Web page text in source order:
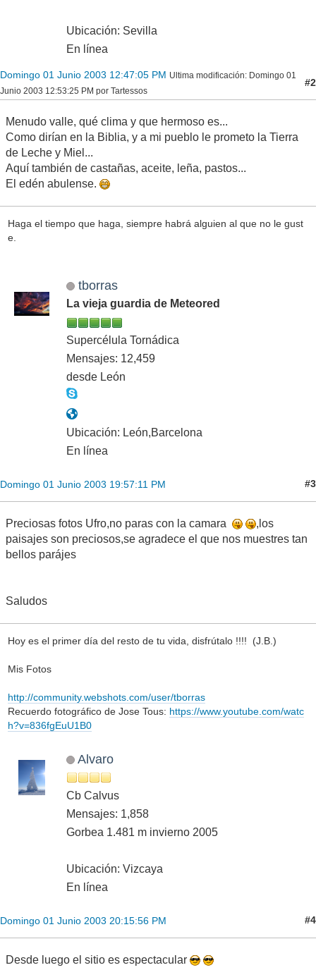
Ubicación: Sevilla
En línea
Domingo 01 Junio 2003 12:47:05 PM Ultima modificación: Domingo 01
Junio 2003 12:53:25 PM por Tartessos
#2
Menudo valle, qué clima y que hermoso es...
Como dirían en la Biblia, y a mi pueblo le prometo la Tierra
de Leche y Miel...
Aquí también de castañas, aceite, leña, pastos...
El edén abulense.
Haga el tiempo que haga, siempre habrá alguien al que no le gust
e.
tborras
La vieja guardia de Meteored
Supercélula Tornádica
Mensajes: 12,459
desde León
Ubicación: León,Barcelona
En línea
Domingo 01 Junio 2003 19:57:11 PM #3
Preciosas fotos Ufro,no paras con la camara
,los
paisajes son preciosos,se agradece el que nos muestres tan
bellos parájes
Saludos
Hoy es el primer día del resto de tu vida, disfrútalo !!!! (J.B.)
Mis Fotos
http://community.webshots.com/user/tborras
Recuerdo fotográfico de Jose Tous: https://www.youtube.com/watc
h?v=836fgEuU1B0
Alvaro
Cb Calvus
Mensajes: 1,858
Gorbea 1.481 m invierno 2005
Ubicación: Vizcaya
En línea
Domingo 01 Junio 2003 20:15:56 PM #4
Desde luego el sitio es espectacular